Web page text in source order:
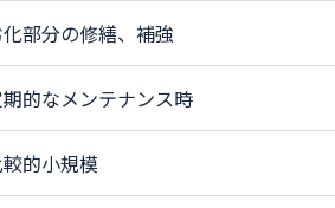
部分の修繕、補強
的なメンテナンス時
較的小規模